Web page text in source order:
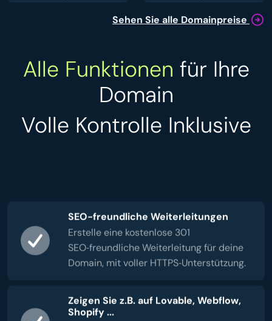
Sehen Sie alle Domainpreise
Alle Funktionen für Ihre
Domain
Volle Kontrolle Inklusive
SEO-freundliche Weiterleitungen
Erstelle eine kostenlose 301
SEO‑freundliche Weiterleitung für deine
Domain, mit voller HTTPS‑Unterstützung.
Zeigen Sie z.B. auf Lovable, Webflow,
Shopify ...